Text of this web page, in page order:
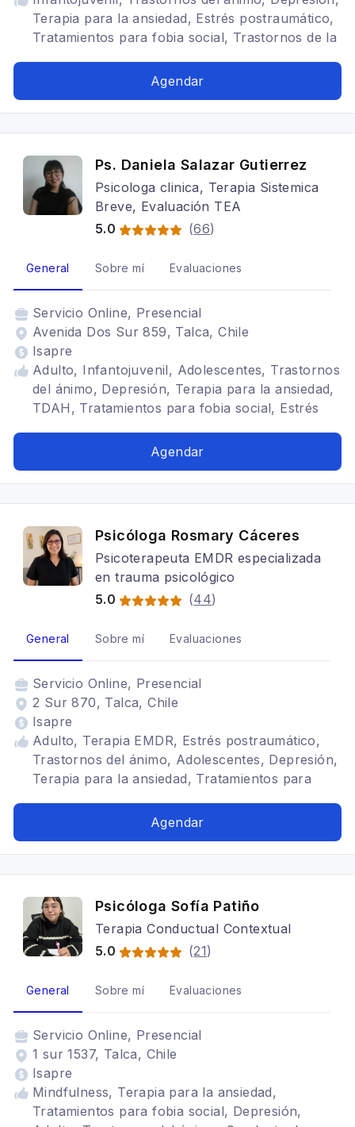
Terapia para la ansiedad, Estrés postraumático,
Tratamientos para fobia social, Trastornos de la
Agendar
Ps. Daniela Salazar Gutierrez
Psicologa clinica, Terapia Sistemica
Breve, Evaluación TEA
5.0
(66)
General Sobre mí Evaluaciones
Servicio Online, Presencial
Avenida Dos Sur 859, Talca, Chile
Isapre
Adulto, Infantojuvenil, Adolescentes, Trastornos
del ánimo, Depresión, Terapia para la ansiedad,
TDAH, Tratamientos para fobia social, Estrés
Agendar
Psicóloga Rosmary Cáceres
Psicoterapeuta EMDR especializada
en trauma psicológico
5.0
(44)
General Sobre mí Evaluaciones
Servicio Online, Presencial
2 Sur 870, Talca, Chile
Isapre
Adulto, Terapia EMDR, Estrés postraumático,
Trastornos del ánimo, Adolescentes, Depresión,
Terapia para la ansiedad, Tratamientos para
Agendar
Psicóloga Sofía Patiño
Terapia Conductual Contextual
5.0
(21)
General Sobre mí Evaluaciones
Servicio Online, Presencial
1 sur 1537, Talca, Chile
Isapre
Mindfulness, Terapia para la ansiedad,
Tratamientos para fobia social, Depresión,